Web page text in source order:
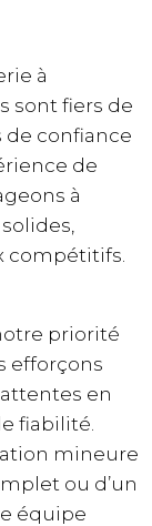
à
sont fiers de
de confiance
de
à
compétitifs.
priorité
efforçons
en
fiabilité.
mineure
ou d’un
équipe